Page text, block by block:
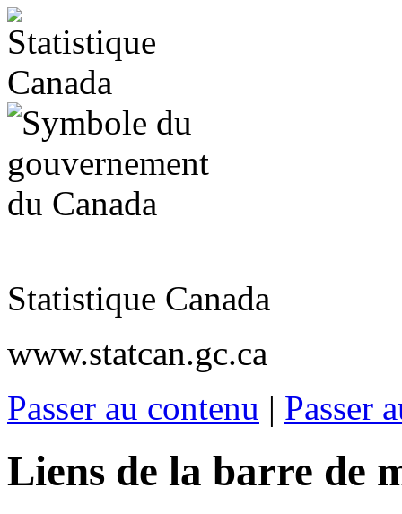
Statistique Canada
www.statcan.gc.ca
Passer au contenu | Passer
Liens de la barre de